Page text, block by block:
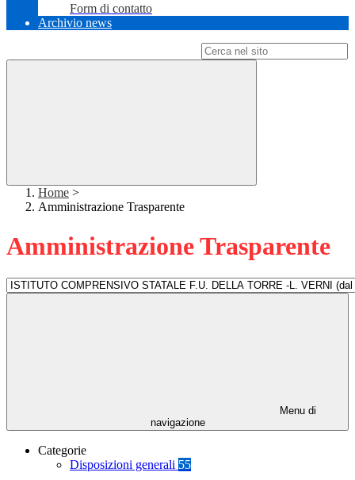
Form di contatto
Archivio news
Home >
Amministrazione Trasparente
Amministrazione Trasparente
Menu di
navigazione
Categorie
Disposizioni generali 55